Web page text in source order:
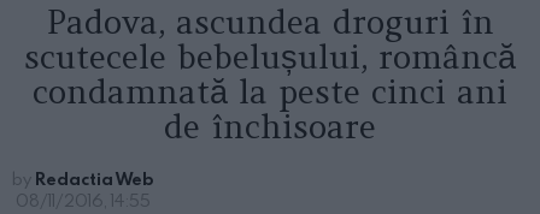
Padova, ascundea droguri în
scutecele bebelușului, româncă
condamnată la peste cinci ani
de închisoare
by Redactia Web
08/11/2016, 14:55